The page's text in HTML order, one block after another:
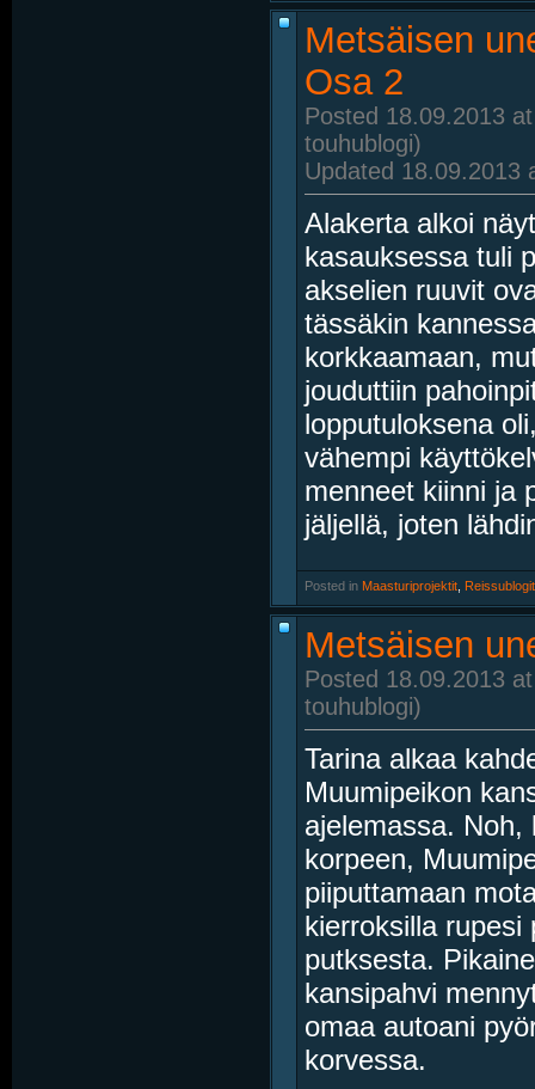
Metsäisen
Osa 2
Posted 18.09.2013
touhublogi)
Updated 18.09.2013
Alakerta alkoi
kasauksessa tuli
akselien ruuvit
tässäkin
korkkaamaan,
jouduttiin
lopputuloksena
vähempi
menneet kiinni ja
jäljellä, joten
Posted in Maasturiprojektit Reissublogit
Metsäisen
Posted 18.09.2013
touhublogi)
Tarina alkaa
Muumipeikon
ajelemassa.
korpeen,
piiputtamaan
kierroksilla rupesi
putksesta.
kansipahvi
omaa autoani
korvessa.